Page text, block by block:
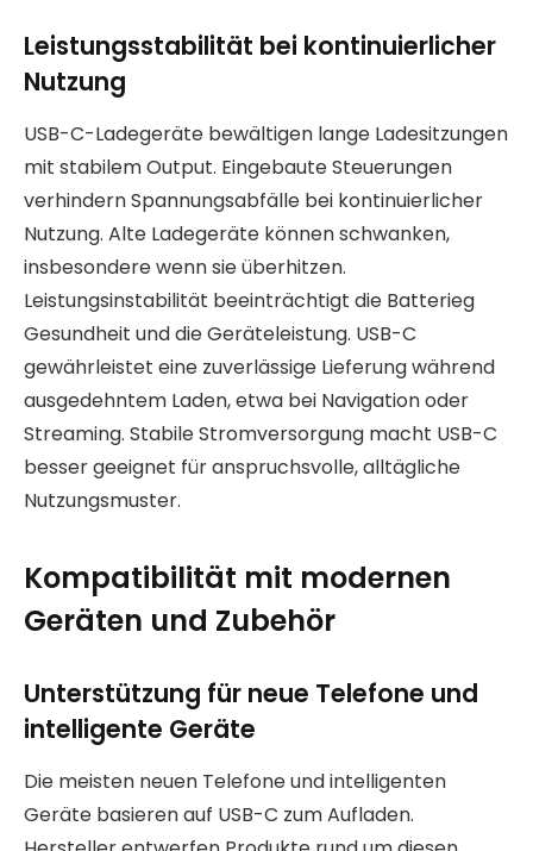
Leistungsstabilität bei kontinuierlicher
Nutzung
USB-C-Ladegeräte bewältigen lange Ladesitzungen
mit stabilem Output. Eingebaute Steuerungen
verhindern Spannungsabfälle bei kontinuierlicher
Nutzung. Alte Ladegeräte können schwanken,
insbesondere wenn sie überhitzen.
Leistungsinstabilität beeinträchtigt die Batterieg
Gesundheit und die Geräteleistung. USB-C
gewährleistet eine zuverlässige Lieferung während
ausgedehntem Laden, etwa bei Navigation oder
Streaming. Stabile Stromversorgung macht USB-C
besser geeignet für anspruchsvolle, alltägliche
Nutzungsmuster.
Kompatibilität mit modernen
Geräten und Zubehör
Unterstützung für neue Telefone und
intelligente Geräte
Die meisten neuen Telefone und intelligenten
Geräte basieren auf USB-C zum Aufladen.